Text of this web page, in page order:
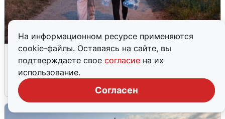
На информационном ресурсе применяются
cookie-файлы. Оставаясь на сайте, вы
подтверждаете свое согласие на их
использование.
Согласен
Опубликована карта отключений
воды в Воронеже
6 августа